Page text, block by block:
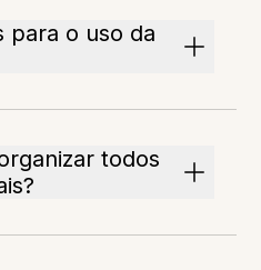
para o uso da
todos